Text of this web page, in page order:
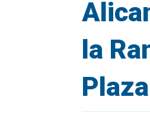
la